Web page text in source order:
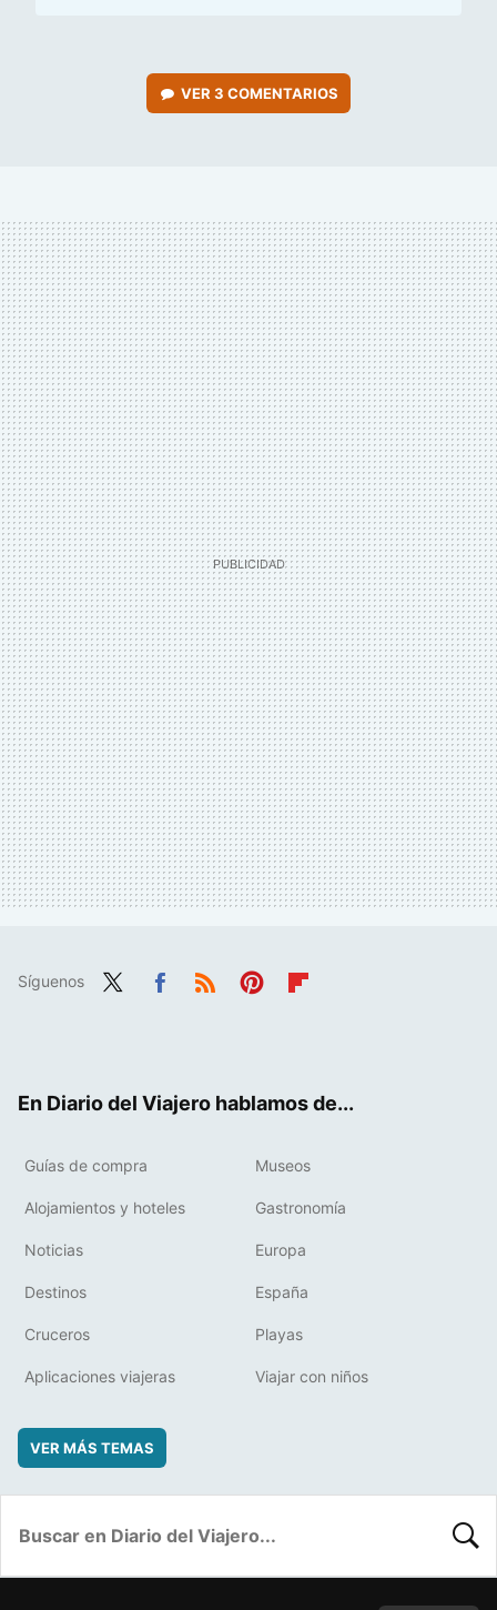
VER 3 COMENTARIOS
Síguenos
En Diario del Viajero hablamos de...
Guías de compra Museos
Alojamientos y hoteles Gastronomía
Noticias Europa
Destinos España
Cruceros Playas
Aplicaciones viajeras Viajar con niños
VER MÁS TEMAS